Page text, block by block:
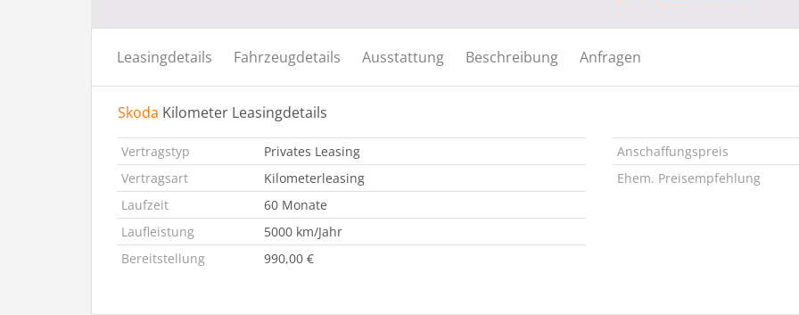
Leasingdetails Fahrzeugdetails Ausstattung Beschreibung Anfragen
Skoda Kilometer Leasingdetails
Vertragstyp
Privates Leasing
Vertragsart
Kilometerleasing
Laufzeit
60 Monate
Laufleistung
5000 km/Jahr
Bereitstellung
990,00 €
Anschaffungspreis
Ehem. Preisempfehlung